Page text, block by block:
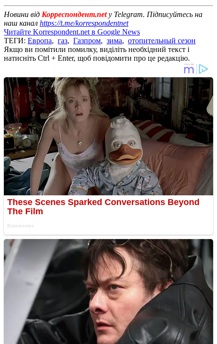
Новини від Корреспондент.netу Telegram. Підписуйтесь на
наш канал https://t.me/korrespondentnet
Читайте Korrespondent.net в Google News
ТЕГИ: Европа, газ, Газпром, зима, отопительный сезон
Якщо ви помітили помилку, виділіть необхідний текст і
натисніть Ctrl + Enter, щоб повідомити про це редакцію.